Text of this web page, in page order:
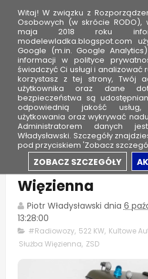
a
ZSD Nysa 522
Więzienna
Piotr Władysławski dnia 6
13:28:00
#Radiowozy, 522 KW, Kultowe
Służba Więzienna, ZSD
Witaj! W związku z
Osobowych (w skrócie
maja 2018 roku
modelewladka.blogspot.com
Google (m.in. Google
informacji w polityce
świadczyć Ci usługi i analizować
korzystasz z tej strony, Twój
użytkownika oraz dane
bezpieczeństwa są
odpowiednią jakość
użytkowania oraz wykrywać
Administratorem danych
Władysławski. Szczegóły
pod przyciskiem 'Zobacz
ZOBACZ SZCZEGÓŁY